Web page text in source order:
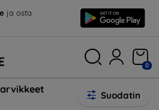
ja osta
0
Suodatin